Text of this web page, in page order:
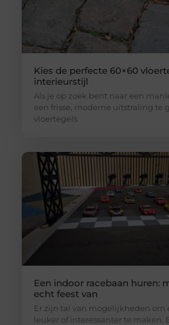
Kies de perfecte 60×60
interieurstijl
Als je op zoek bent naar een
een frisse, moderne uitstraling te
vloertegels
Een indoor racebaan huren:
echt feest van
Er zijn tal van mogelijkheden om
leuker of interessanter te maken.